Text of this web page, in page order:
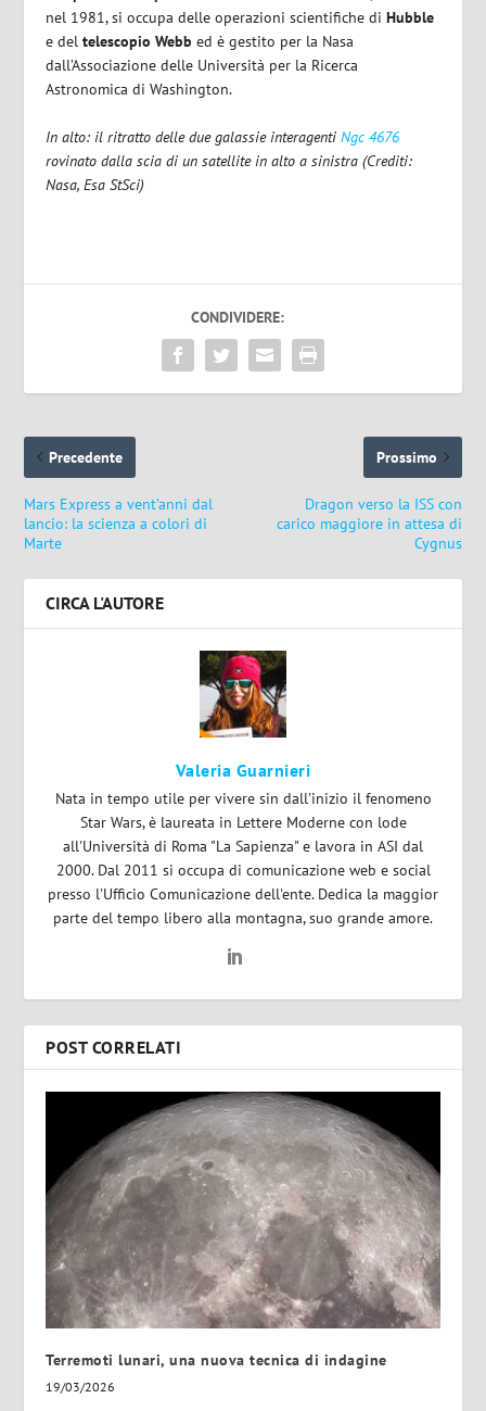
nel 1981, si occupa delle operazioni scientifiche diHubble
e deltelescopio Webb ed è gestito per la Nasa
dall’Associazione delle Università per la Ricerca
Astronomica di Washington.
In alto: il ritratto delle due galassie interagentiNgc 4676
rovinato dalla scia di un satellite in alto a sinistra (Crediti:
Nasa, Esa StSci)
CONDIVIDERE:
Precedente
Mars Express a vent’anni dal
lancio: la scienza a colori di
Marte
Prossimo
Dragon verso la ISS con
carico maggiore in attesa di
Cygnus
CIRCA L'AUTORE
Valeria Guarnieri
Nata in tempo utile per vivere sin dall'inizio il fenomeno
Star Wars, è laureata in Lettere Moderne con lode
all'Università di Roma "La Sapienza" e lavora in ASI dal
2000. Dal 2011 si occupa di comunicazione web e social
presso l'Ufficio Comunicazione dell'ente. Dedica la maggior
parte del tempo libero alla montagna, suo grande amore.
POST CORRELATI
Terremoti lunari, una nuova tecnica di indagine
19/03/2026